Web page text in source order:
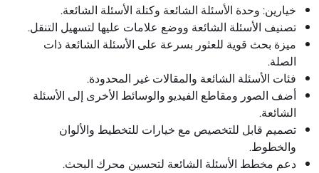
خيارين: وحدة الأسئلة الشائعة وكتلة الأسئلة الشائعة.
تصنيف الأسئلة الشائعة ووضع علامات عليها لتسهيل التنقل.
ميزة بحث قوية للعثور بسرعة على الأسئلة الشائعة ذات
الصلة.
فئات الأسئلة الشائعة والمقالات غير المحدودة.
أضف الصور ومقاطع الفيديو والوسائط الأخرى إلى الأسئلة
الشائعة.
تصميم قابل للتخصيص مع خيارات للتخطيط والألوان
والخطوط.
دعم مخطط الأسئلة الشائعة لتحسين محرك البحث.